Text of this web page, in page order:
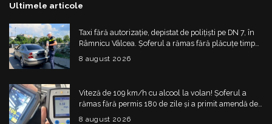
Ultimele articole
Taxi fără autorizație, depistat de polițiști pe DN 7, în
Râmnicu Vâlcea. Șoferul a rămas fără plăcuțe timp
de 6 luni
8 august 2026
Viteză de 109 km/h cu alcool la volan! Șoferul a
rămas fără permis 180 de zile și a primit amendă de
4.325 de lei
8 august 2026